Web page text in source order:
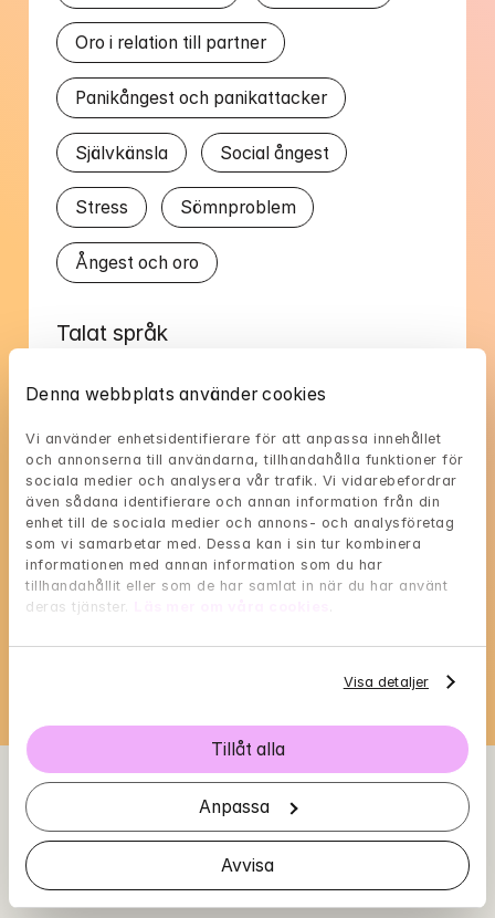
Denna webbplats använder cookies
Vi använder enhetsidentifierare för att anpassa innehållet
och annonserna till användarna, tillhandahålla funktioner för
sociala medier och analysera vår trafik. Vi vidarebefordrar
även sådana identifierare och annan information från din
enhet till de sociala medier och annons- och analysföretag
som vi samarbetar med. Dessa kan i sin tur kombinera
informationen med annan information som du har
tillhandahållit eller som de har samlat in när du har använt
deras tjänster.
Visa detaljer
Tillåt alla
Anpassa
Avvisa
Oro i relation till partner
Panikångest och panikattacker
Självkänsla Social ångest
Stress Sömnproblem
Ångest och oro
Talat språk
Engelska Svenska
Evas tillgänglighet
Välj en tid som passar dig, och reservera med
BankID i nästa steg
Loading...